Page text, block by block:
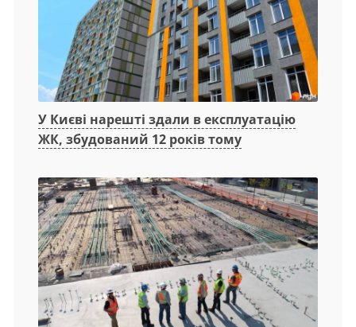
У Києві нарешті здали в експлуатацію
ЖК, збудований 12 років тому